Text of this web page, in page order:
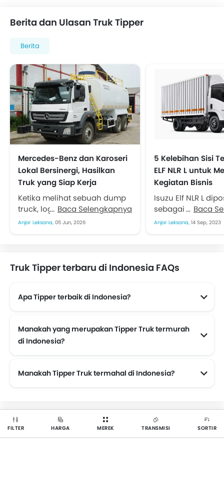
Berita dan Ulasan Truk Tipper
Berita
Mercedes-Benz dan Karoseri
Lokal Bersinergi, Hasilkan
Truk yang Siap Kerja
Ketika melihat sebuah dump
truck, logging truck atau
water truck beroperasi di
Baca Selengkapnya
Anjar Leksana, 05 Jun, 2026
5 Kelebihan Sisi
ELF NLR L untuk
Kegiatan Bisnis
Isuzu Elf NLR L
sebagai light
menunjang
Baca
Anjar Leksana, 14 Sep, 2023
Truk Tipper terbaru di Indonesia FAQs
Apa Tipper terbaik di Indonesia?
Manakah yang merupakan Tipper Truk termurah
di Indonesia?
Manakah Tipper Truk termahal di Indonesia?
FILTER HARGA MEREK TRANSMISI SORTIR